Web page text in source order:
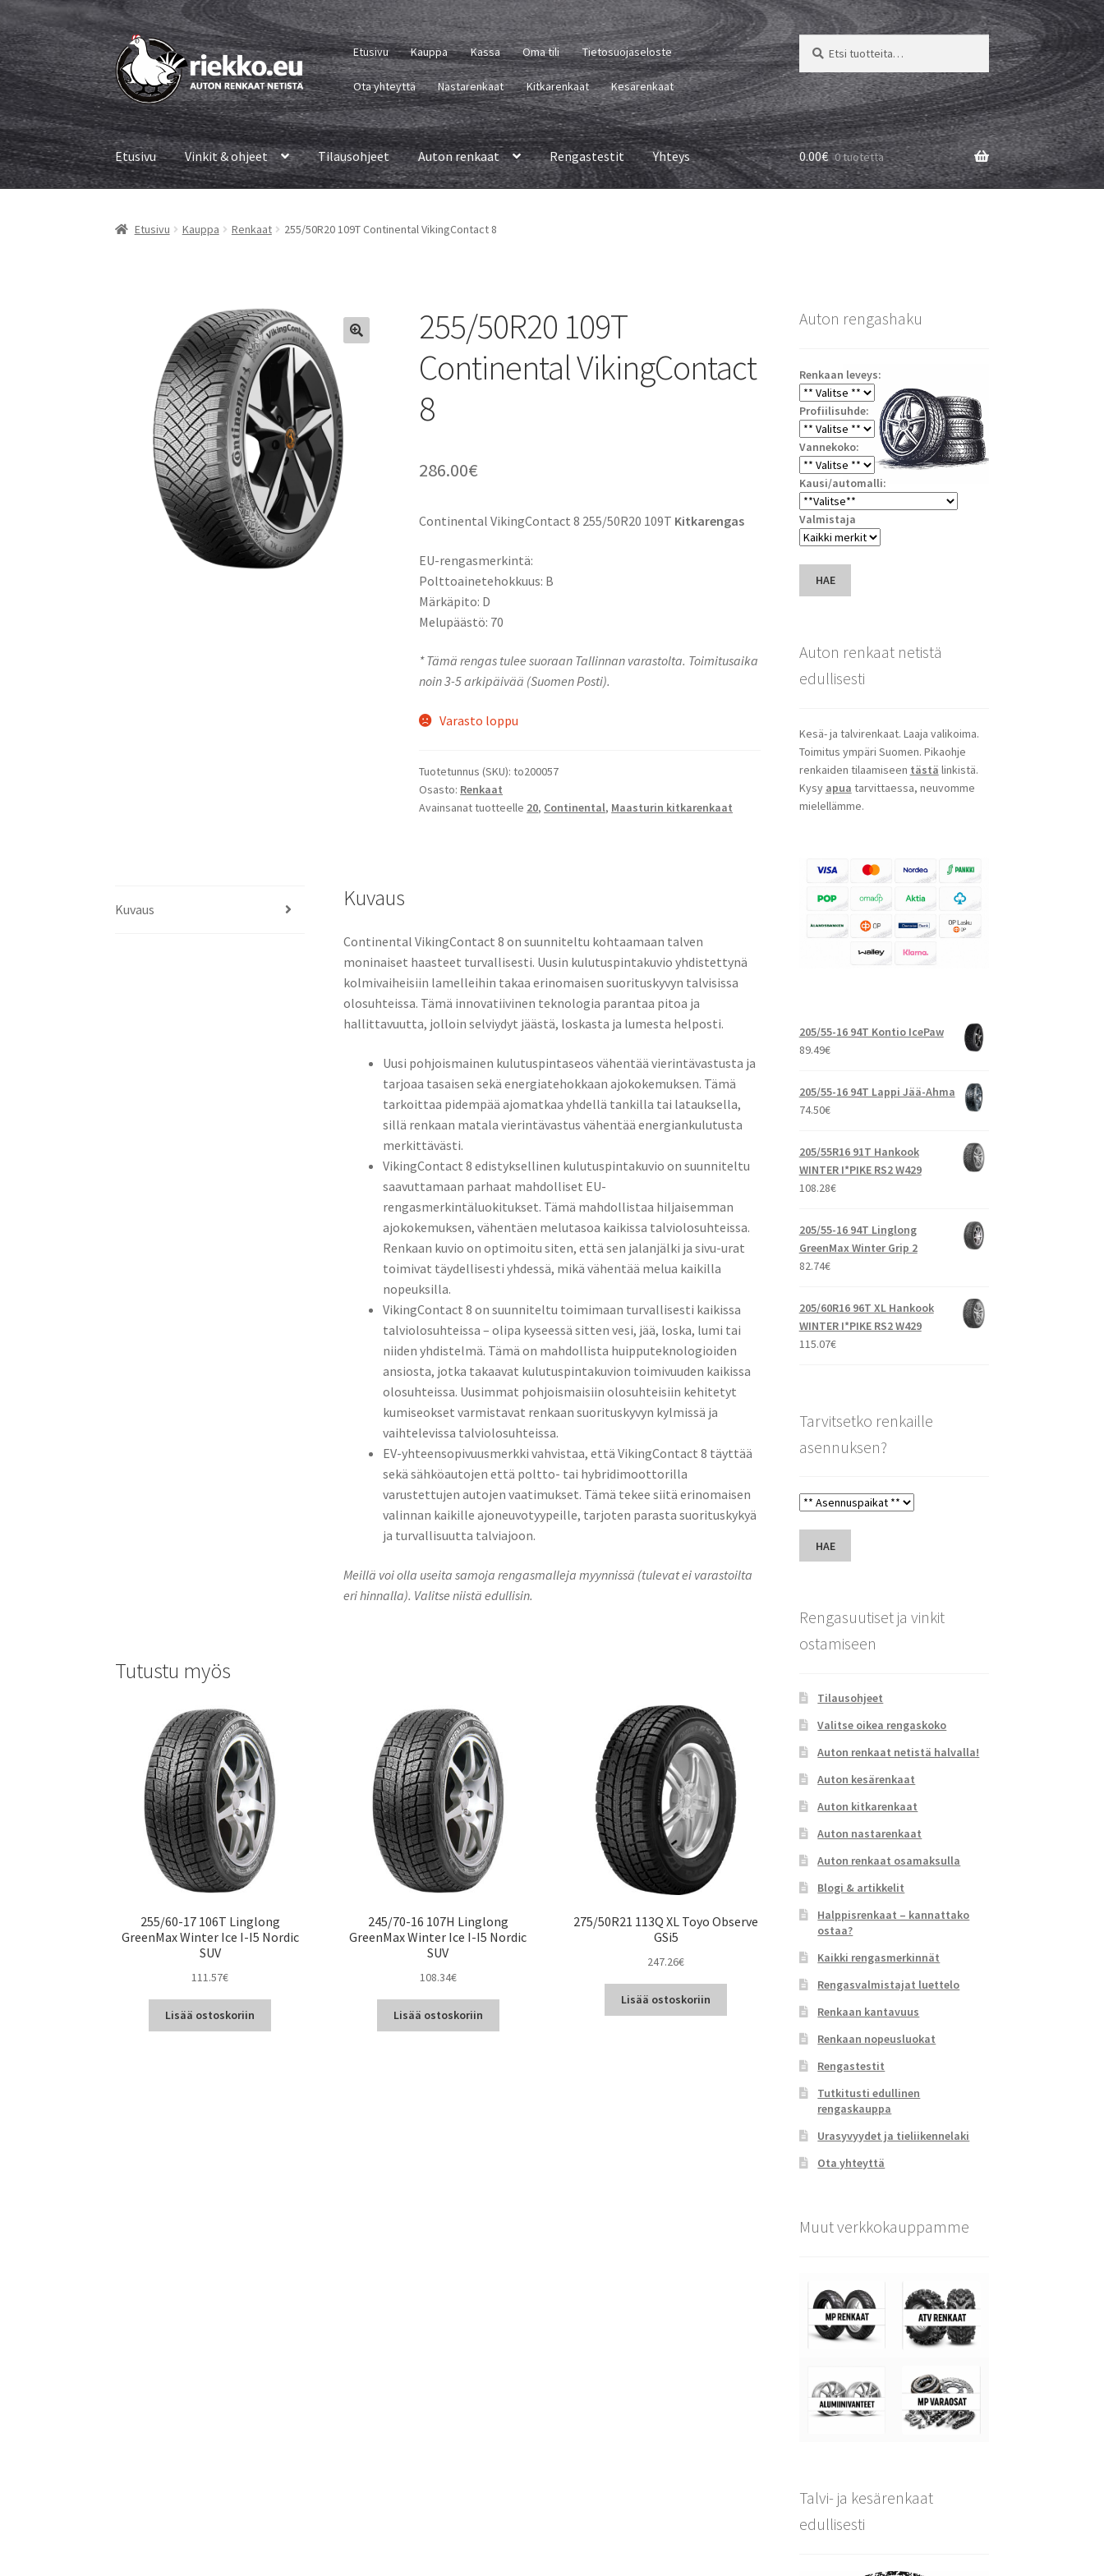
Siirry
navigointiin
Siirry
sisältöön
Etusivu Kauppa Kassa Oma tili Tietosuojaseloste
Ota yhteyttä Nastarenkaat Kitkarenkaat Kesärenkaat
Etsi:
Haku
Etusivu Vinkit & ohjeet Tilausohjeet Auton renkaat Rengastestit Yhteys 0.00€ 0 tuotetta
Etusivu Kauppa Renkaat 255/50R20 109T Continental VikingContact 8
255/50R20 109T
Continental VikingContact
8
286.00€
Continental VikingContact 8 255/50R20 109T Kitkarengas
EU-rengasmerkintä:
Polttoainetehokkuus: B
Märkäpito: D
Melupäästö: 70
* Tämä rengas tulee suoraan Tallinnan varastolta. Toimitusaika
noin 3-5 arkipäivää (Suomen Posti).
Varasto loppu
Tuotetunnus (SKU):to200057
Osasto: Renkaat
Avainsanat tuotteelle 20, Continental, Maasturin kitkarenkaat
Kuvaus Kuvaus
Continental VikingContact 8 on suunniteltu kohtaamaan talven
moninaiset haasteet turvallisesti. Uusin kulutuspintakuvio yhdistettynä
kolmivaiheisiin lamelleihin takaa erinomaisen suorituskyvyn talvisissa
olosuhteissa. Tämä innovatiivinen teknologia parantaa pitoa ja
hallittavuutta, jolloin selviydyt jäästä, loskasta ja lumesta helposti.
Uusi pohjoismainen kulutuspintaseos vähentää vierintävastusta ja
tarjoaa tasaisen sekä energiatehokkaan ajokokemuksen. Tämä
tarkoittaa pidempää ajomatkaa yhdellä tankilla tai latauksella,
sillä renkaan matala vierintävastus vähentää energiankulutusta
merkittävästi.
VikingContact 8 edistyksellinen kulutuspintakuvio on suunniteltu
saavuttamaan parhaat mahdolliset EU-
rengasmerkintäluokitukset. Tämä mahdollistaa hiljaisemman
ajokokemuksen, vähentäen melutasoa kaikissa talviolosuhteissa.
Renkaan kuvio on optimoitu siten, että sen jalanjälki ja sivu-urat
toimivat täydellisesti yhdessä, mikä vähentää melua kaikilla
nopeuksilla.
VikingContact 8 on suunniteltu toimimaan turvallisesti kaikissa
talviolosuhteissa – olipa kyseessä sitten vesi, jää, loska, lumi tai
niiden yhdistelmä. Tämä on mahdollista huipputeknologioiden
ansiosta, jotka takaavat kulutuspintakuvion toimivuuden kaikissa
olosuhteissa. Uusimmat pohjoismaisiin olosuhteisiin kehitetyt
kumiseokset varmistavat renkaan suorituskyvyn kylmissä ja
vaihtelevissa talviolosuhteissa.
EV-yhteensopivuusmerkki vahvistaa, että VikingContact 8 täyttää
sekä sähköautojen että poltto- tai hybridimoottorilla
varustettujen autojen vaatimukset. Tämä tekee siitä erinomaisen
valinnan kaikille ajoneuvotyypeille, tarjoten parasta suorituskykyä
ja turvallisuutta talviajoon.
Meillä voi olla useita samoja rengasmalleja myynnissä (tulevat ei varastoilta
eri hinnalla). Valitse niistä edullisin.
Tutustu myös
255/60-17 106T Linglong
GreenMax Winter Ice I-I5 Nordic
SUV
111.57€
Lisää ostoskoriin
245/70-16 107H Linglong
GreenMax Winter Ice I-I5 Nordic
SUV
108.34€
Lisää ostoskoriin
275/50R21 113Q XL Toyo Observe
GSi5
247.26€
Lisää ostoskoriin
Auton rengashaku
Renkaan leveys:
Profiilisuhde:
Vannekoko:
Kausi/automalli:
Valmistaja
HAE
Auton renkaat netistä
edullisesti
Kesä- ja talvirenkaat. Laaja valikoima.
Toimitus ympäri Suomen. Pikaohje
renkaiden tilaamiseen tästä linkistä.
Kysy apua tarvittaessa, neuvomme
mielellämme.
205/55-16 94T Kontio IcePaw
89.49€
205/55-16 94T Lappi Jää-Ahma
74.50€
205/55R16 91T Hankook
WINTER I*PIKE RS2 W429
108.28€
205/55-16 94T Linglong
GreenMax Winter Grip 2
82.74€
205/60R16 96T XL Hankook
WINTER I*PIKE RS2 W429
115.07€
Tarvitsetko renkaille
asennuksen?
HAE
Rengasuutiset ja vinkit
ostamiseen
Tilausohjeet
Valitse oikea rengaskoko
Auton renkaat netistä halvalla!
Auton kesärenkaat
Auton kitkarenkaat
Auton nastarenkaat
Auton renkaat osamaksulla
Blogi & artikkelit
Halppisrenkaat – kannattako
ostaa?
Kaikki rengasmerkinnät
Rengasvalmistajat luettelo
Renkaan kantavuus
Renkaan nopeusluokat
Rengastestit
Tutkitusti edullinen
rengaskauppa
Urasyvyydet ja tieliikennelaki
Ota yhteyttä
Muut verkkokauppamme
Talvi- ja kesärenkaat
edullisesti